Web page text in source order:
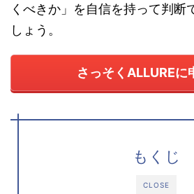
くべきか」を自信を持って判断
しょう。
さっそくALLUREに
CLOSE
もくじ